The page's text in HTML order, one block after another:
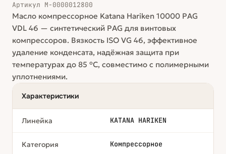
Артикул М-0000012800
Масло компрессорное Katana Hariken 10000 PAG
VDL 46 — синтетический PAG для винтовых
компрессоров. Вязкость ISO VG 46, эффективное
удаление конденсата, надёжная защита при
температурах до 85 °C, совместимо с полимерными
уплотнениями.
Характеристики
Линейка KATANA HARIKEN
Категория Компрессорное